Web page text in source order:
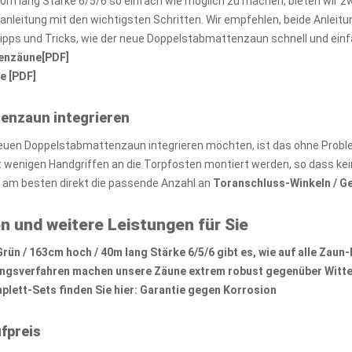
mit den wichtigsten Schritten. Wir empfehlen, beide
und Tricks, wie der neue Doppelstabmattenzaun schnell und
[PDF]
integrieren
Doppelstabmattenzaun integrieren möchten, ist das ohne
Handgriffen an die Torpfosten montiert werden, so dass
besten direkt die passende Anzahl an Toranschluss-Winkeln /
und weitere Leistungen für Sie
/ 163cm hoch / 40m lang Stärke 6/5/6 gibt es, wie auf alle
machen unsere Zäune extrem robust gegenüber
Sets finden Sie hier: Garantie gegen Korrosion